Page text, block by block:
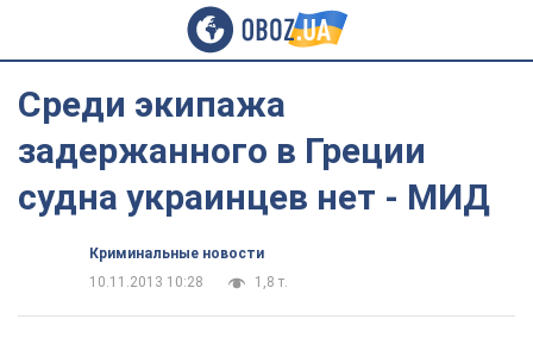
Среди экипажа
задержанного в Греции
судна украинцев нет - МИД
Криминальные новости
10.11.2013 10:28
1,8 т.